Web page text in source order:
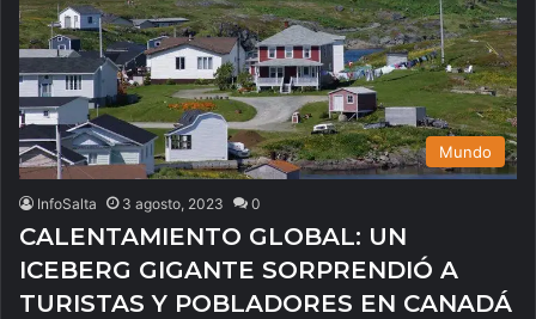
Mundo
InfoSalta 3 agosto, 2023 0
CALENTAMIENTO GLOBAL: UN
ICEBERG GIGANTE SORPRENDIÓ A
TURISTAS Y POBLADORES EN CANADÁ